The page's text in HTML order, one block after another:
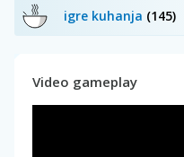
igre kuhanja (145)
Video gameplay